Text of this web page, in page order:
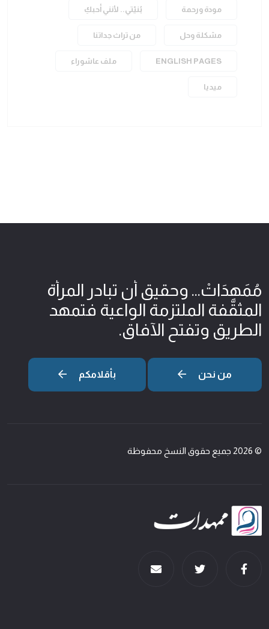
مودة ورحمة بُنيّتي.. لأنني أحبكِ
مشكلة وحل من تراث جداتنا
ENGLISH PAGES ملف عاشوراء
ميديا
مُمَهِدَاتْ... وحقيق أن تبادر المرأة
المثقّفة الملتزمة الواعية فتمهد
الطريق وتفتح الآفاق.
من نحن بأقلامكم
© 2026 جميع حقوق النسخ محفوظة